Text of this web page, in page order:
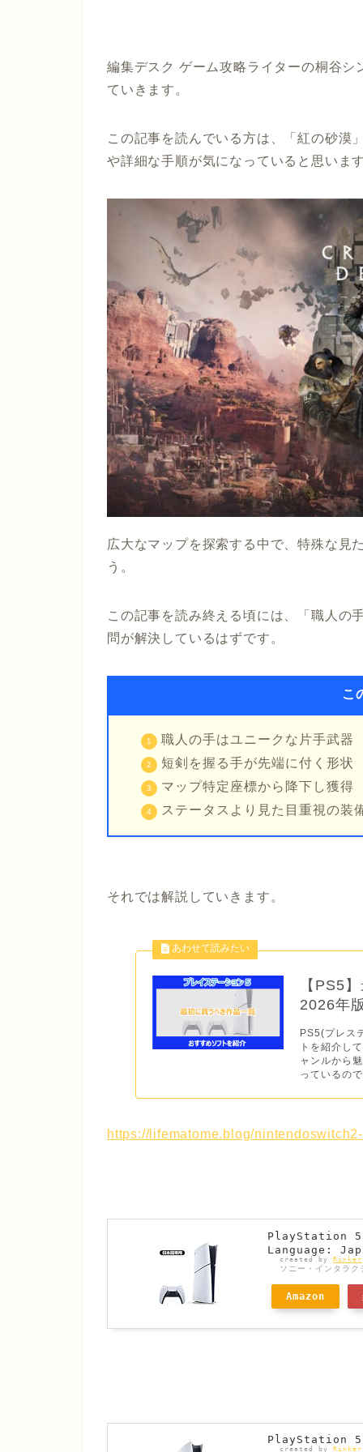
編集デスク ゲーム攻略ライターの桐谷
ていきます。
この記事を読んでいる方は、「紅の砂漠
や詳細な手順が気になっていると思いま
広大なマップを探索する中で、特殊な見
う。
この記事を読み終える頃には、「職人の
問が解決しているはずです。
こ
職人の手はユニークな片手武器
短剣を握る手が先端に付く形状
マップ特定座標から降下し獲得
ステータスより見た目重視の装
それでは解説していきます。
【PS5
2026年
PS5(プレス
トを紹介し
ャンルから
っているの
https://lifematome.blog/
PlayStation 5
Language:
created by Rinker
ソニー・インタラ
Amazon
PlayStation 5
created by Rinker